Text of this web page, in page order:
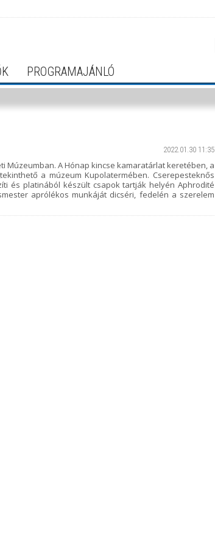
PROGRAMAJÁNLÓ
2022.01.30 11:35
Múzeumban. A Hónap kincse kamaratárlat keretében, a
a múzeum Kupolatermében. Cserepesteknős
és platinából készült csapok tartják helyén Aphrodité
aprólékos munkáját dicséri, fedelén a szerelem